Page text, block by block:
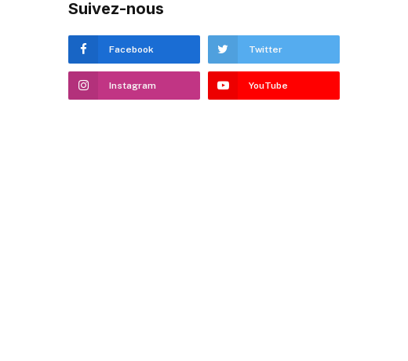
Suivez-nous
Facebook Twitter
Instagram YouTube